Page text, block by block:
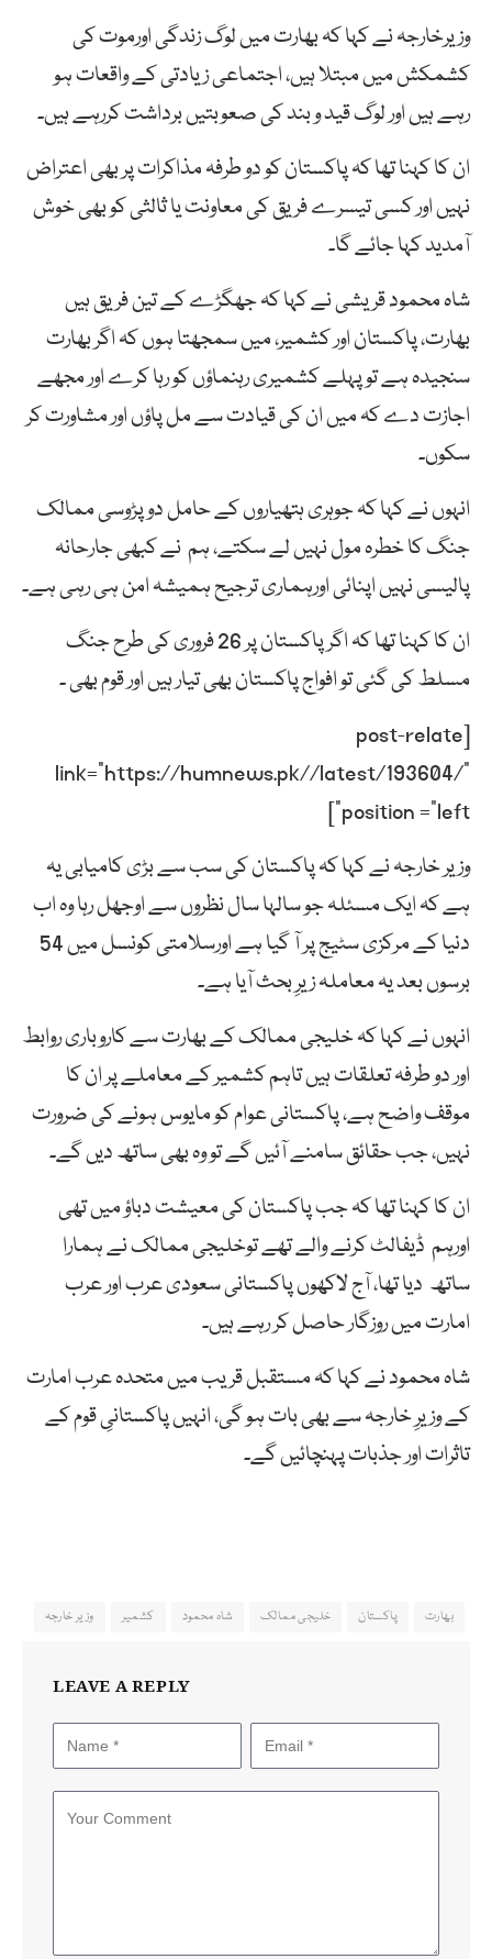
وزیرخارجہ نے کہا کہ بھارت میں لوگ زندگی اورموت کی
کشمکش میں مبتلا ہیں، اجتماعی زیادتی کے واقعات ہو
رہے ہیں اور لوگ قید و بند کی صعوبتیں برداشت کررہے ہیں۔
ان کا کہنا تھا کہ پاکستان کو دو طرفہ مذاکرات پر بھی اعتراض
نہیں اور کسی تیسرے فریق کی معاونت یا ثالثی کو بھی خوش
آمدید کہا جائے گا۔
شاہ محمود قریشی نے کہا کہ جھگڑے کے تین فریق ہیں
بھارت، پاکستان اور کشمیر، میں سمجھتا ہوں کہ اگر بھارت
سنجیدہ ہے تو پہلے کشمیری رہنماؤں کو رہا کرے اور مجھے
اجازت دے کہ میں ان کی قیادت سے مل پاؤں اور مشاورت کر
سکوں۔
انہوں نے کہا کہ جوہری ہتھیاروں کے حامل دو پڑوسی ممالک
جنگ کا خطرہ مول نہیں لے سکتے، ہم نے کبھی جارحانہ
پالیسی نہیں اپنائی اورہماری ترجیح ہمیشہ امن ہی رہی ہے۔
ان کا کہنا تھا کہ اگر پاکستان پر 26 فروری کی طرح جنگ
مسلط کی گئی تو افواج پاکستان بھی تیار ہیں اور قوم بھی ۔
[post-relate
link=”https://humnews.pk//latest/193604/”
position =”left”]
وزیر خارجہ نے کہا کہ پاکستان کی سب سے بڑی کامیابی یہ
ہے کہ ایک مسئلہ جو سالہا سال نظروں سے اوجھل رہا وہ اب
دنیا کے مرکزی سٹیج پر آ گیا ہے اورسلامتی کونسل میں 54
برسوں بعد یہ معاملہ زیرِ بحث آیا ہے۔
انہوں نے کہا کہ خلیجی ممالک کے بھارت سے کاروباری روابط
اور دو طرفہ تعلقات ہیں تاہم کشمیر کے معاملے پر ان کا
موقف واضح ہے، پاکستانی عوام کو مایوس ہونے کی ضرورت
نہیں، جب حقائق سامنے آئیں گے تو وہ بھی ساتھ دیں گے۔
ان کا کہنا تھا کہ جب پاکستان کی معیشت دباؤ میں تھی
اورہم ڈیفالٹ کرنے والے تھے توخلیجی ممالک نے ہمارا
ساتھ دیا تھا، آج لاکھوں پاکستانی سعودی عرب اور عرب
امارت میں روزگار حاصل کر رہے ہیں۔
شاہ محمود نے کہا کہ مستقبل قریب میں متحدہ عرب امارت
کے وزیرِ خارجہ سے بھی بات ہو گی، انہیں پاکستانیِ قوم کے
تاثرات اور جذبات پہنچائیں گے۔
بھارت پاکستان خلیجی ممالک شاہ محمود کشمیر وزیر خارجہ
LEAVE A REPLY